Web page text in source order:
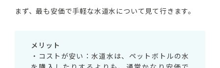
まず、最も安価で手軽な水道水について見て行きます。
メリット
・コストが安い：水道水は、ペットボトルの水